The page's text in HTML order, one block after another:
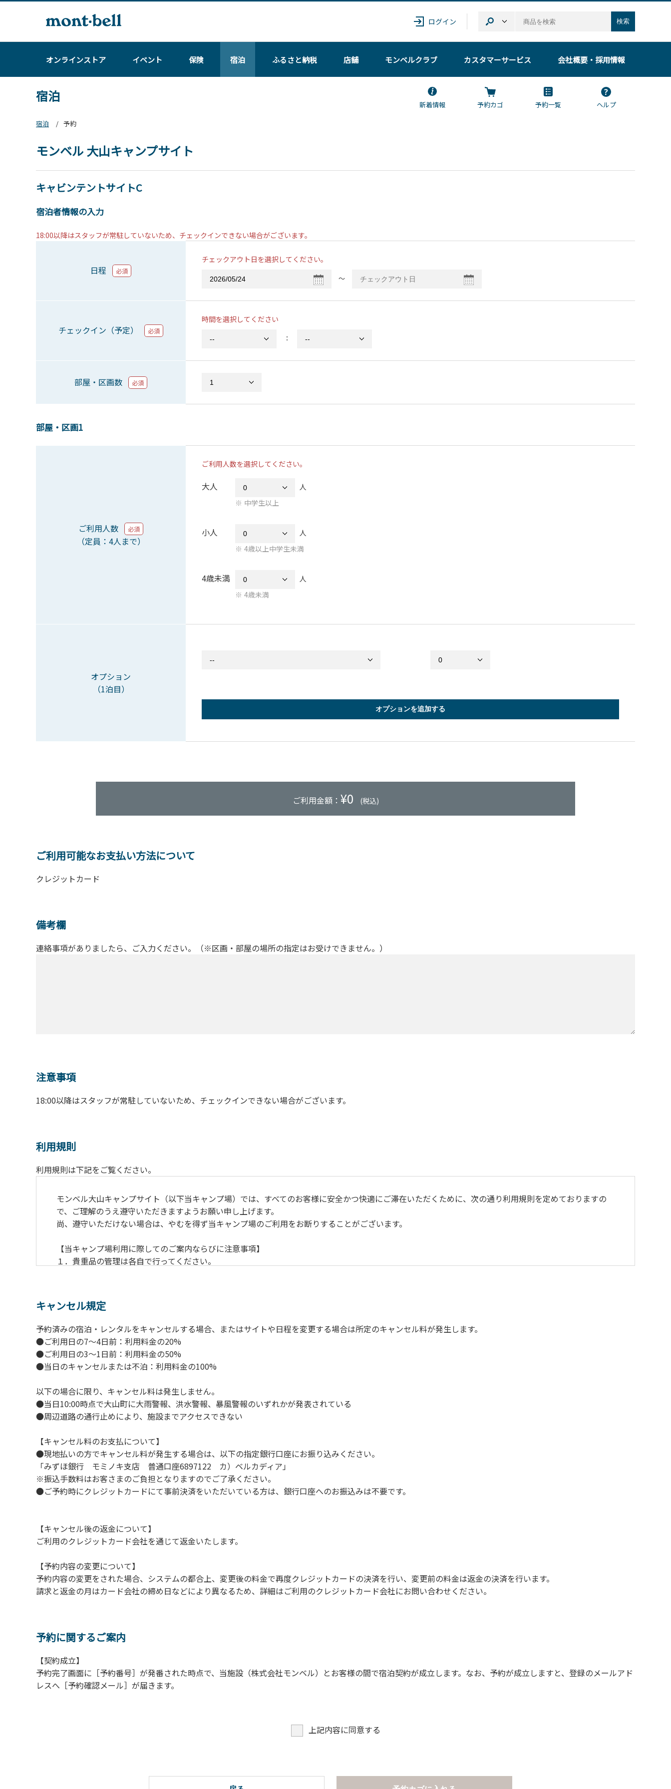
ログイン 検索
オンラインストア イベント 保険 宿泊 ふるさと納税 店舗 モンベルクラブ カスタマーサービス 会社概要・採用情報
宿泊
新着情報 予約カゴ 予約一覧
ヘルプ
宿泊
予約
モンベル 大山キャンプサイト
キャビンテントサイトC
宿泊者情報の入力
18:00以降はスタッフが常駐していないため、チェックインできない場合がございます。
日程 必須
チェックアウト日を選択してください。
〜
チェックイン（予定） 必須
時間を選択してください
：
部屋・区画数 必須
部屋・区画1
ご利用人数 必須
（定員：4人まで）
ご利用人数を選択してください。
大人
人
中学生以上
小人
人
4歳以上中学生未満
4歳未満
人
4歳未満
オプション
（1泊目）
オプションを追加する
ご利用金額： ¥0 (税込)
ご利用可能なお支払い方法について
クレジットカード
備考欄
連絡事項がありましたら、ご入力ください。（※区画・部屋の場所の指定はお受けできません。）
注意事項
18:00以降はスタッフが常駐していないため、チェックインできない場合がございます。
利用規則
利用規則は下記をご覧ください。
モンベル大山キャンプサイト（以下当キャンプ場）では、すべてのお客様に安全かつ快適にご滞在いただくために、次の通り利用規則を定めておりますの
で、ご理解のうえ遵守いただきますようお願い申し上げます。
尚、遵守いただけない場合は、やむを得ず当キャンプ場のご利用をお断りすることがございます。
【当キャンプ場利用に際してのご案内ならびに注意事項】
１．貴重品の管理は各自で行ってください。
４．当キャンプ場内を車で移動する場合は徐行運転（5ｋｍ/ｈ以下）を行なってください。
５．ゴミ（可燃）は指定のゴミ袋に分別した上で、指定の場所へ捨ててください。ビン・缶・ペットボトルおよび不燃ゴミは持ち帰りお願いします。
６．BBQ及び焚火台の灰につきましては鎮火を確認した上で指定の回収場所へ廃棄してください。
７．暴力団等反社会勢力及びその関係者ならびに公共の秩序、善良の風俗に反する恐れのある場合には、ご利用をお断りいたします。
８．不可抗力以外の事由により建造物、家具、備品、その他の物品を損傷、紛失、汚染させた場合には、相当額を弁償していただくことがあります。
９．当キャンプ場内（駐車場を含む）での事故や盗難などにつきましては、一切の責任を負いかねます。
１０．車中で宿泊される場合は、必ずエンジンを停止してください。
１１．他の宿泊者のご迷惑になりますので、21時～翌朝6時の間車輌移動はご遠慮ください。
１２．レンタル品は管理棟に返却してください。
１３．動物（ペット類）の同伴はご遠慮願います。（愛犬と宿泊可能なサイトは除く）
１４．キャンプ場内に喫煙所はございません。他のお客様のご迷惑にならないようにご配慮願います。
【当キャンプ場での禁止事項】
１．花火（手持ちや打ち上げなど全て）。
２．地面への直火、デッキ上での焚き火、BBQ、キャンプファイヤー。
３．硬いボールでの球技。（野球、キャッチボール・サッカーなど）
４．大きな音で音楽や楽器などを鳴らす行為。（ 但し貸切イベントは除く）
６．申込みされたサイト以外のサイトの利用や共用部（シャワー棟、水道など）の占有行為。
７．許可無く広告物の配布や掲示または物品の販売等を行なうこと 。
８．その他 周りに迷惑となるような行為（夜間の大声での談笑等）や他人に嫌悪感を与えるような行為。
【常設テント利用に際しての注意事項ならびに禁止事項】
１．全室禁煙です。
２．動物（ペット類）の同伴はご遠慮願います。
キャンセル規定
予約済みの宿泊・レンタルをキャンセルする場合、またはサイトや日程を変更する場合は所定のキャンセル料が発生します。
●ご利用日の7～4日前：利用料金の20%
●ご利用日の3～1日前：利用料金の50%
●当日のキャンセルまたは不泊：利用料金の100%
以下の場合に限り、キャンセル料は発生しません。
●当日10:00時点で大山町に大雨警報、洪水警報、暴風警報のいずれかが発表されている
●周辺道路の通行止めにより、施設までアクセスできない
【キャンセル料のお支払について】
●現地払いの方でキャンセル料が発生する場合は、以下の指定銀行口座にお振り込みください。
「みずほ銀行 モミノキ支店 普通口座6897122 カ）ベルカディア」
※振込手数料はお客さまのご負担となりますのでご了承ください。
●ご予約時にクレジットカードにて事前決済をいただいている方は、銀行口座へのお振込みは不要です。
【キャンセル後の返金について】
ご利用のクレジットカード会社を通じて返金いたします。
【予約内容の変更について】
予約内容の変更をされた場合、システムの都合上、変更後の料金で再度クレジットカードの決済を行い、変更前の料金は返金の決済を行います。
請求と返金の月はカード会社の締め日などにより異なるため、詳細はご利用のクレジットカード会社にお問い合わせください。
予約に関するご案内
【契約成立】
予約完了画面に［予約番号］が発番された時点で、当施設（株式会社モンベル）とお客様の間で宿泊契約が成立します。なお、予約が成立しますと、登録のメールアド
レスへ［予約確認メール］が届きます。
上記内容に同意する